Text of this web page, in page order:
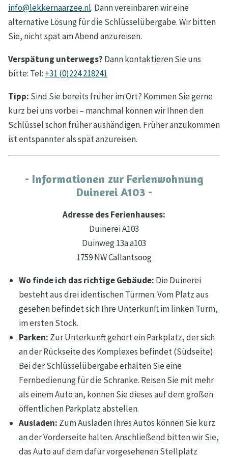
info@lekkernaarzee.nl. Dann vereinbaren wir eine
alternative Lösung für die Schlüsselübergabe. Wir bitten
Sie, nicht spät am Abend anzureisen.
Verspätung unterwegs? Dann kontaktieren Sie uns
bitte: Tel: +31 (0)224 218241
Tipp: Sind Sie bereits früher im Ort? Kommen Sie gerne
kurz bei uns vorbei – manchmal können wir Ihnen den
Schlüssel schon früher aushändigen. Früher anzukommen
ist entspannter als spät anzureisen.
- Informationen zur Ferienwohnung
Duinerei A103 -
Adresse des Ferienhauses:
Duinerei A103
Duinweg 13a a103
1759 NW Callantsoog
Wo finde ich das richtige Gebäude: Die Duinerei
besteht aus drei identischen Türmen. Vom Platz aus
gesehen befindet sich Ihre Unterkunft im linken Turm,
im ersten Stock.
Parken: Zur Unterkunft gehört ein Parkplatz, der sich
an der Rückseite des Komplexes befindet (Südseite).
Bei der Schlüsselübergabe erhalten Sie eine
Fernbedienung für die Schranke. Reisen Sie mit mehr
als einem Auto an, können Sie dieses auf dem großen
öffentlichen Parkplatz abstellen.
Ausladen: Zum Ausladen Ihres Autos können Sie kurz
an der Vorderseite halten. Anschließend bitten wir Sie,
das Auto auf dem dafür vorgesehenen Stellplatz